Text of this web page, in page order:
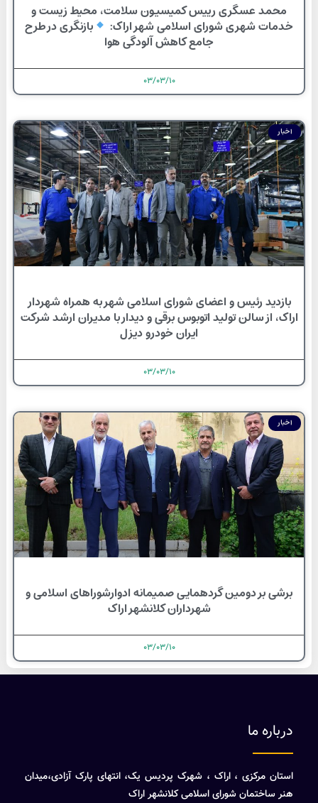
محمد عسگری رییس کمیسیون سلامت، محیط زیست و
خدمات شهری شورای اسلامی شهر اراک: بازنگری در طرح
جامع کاهش آلودگی هوا
۰۳/۰۳/۱۰
اخبار
بازدید رئیس و اعضای شورای اسلامی شهر به همراه شهردار
اراک، از سالن تولید اتوبوس برقی و دیدار با مدیران ارشد شرکت
ایران خودرو دیزل
۰۳/۰۳/۱۰
اخبار
برشی بر دومین گردهمایی صمیمانه ادوارشوراهای اسلامی و
شهرداران کلانشهر اراک
۰۳/۰۳/۱۰
درباره ما
استان مرکزی ، اراک ، شهرک پردیس یک، انتهای پارک آزادی،میدان
هنر ساختمان شورای اسلامی کلانشهر اراک